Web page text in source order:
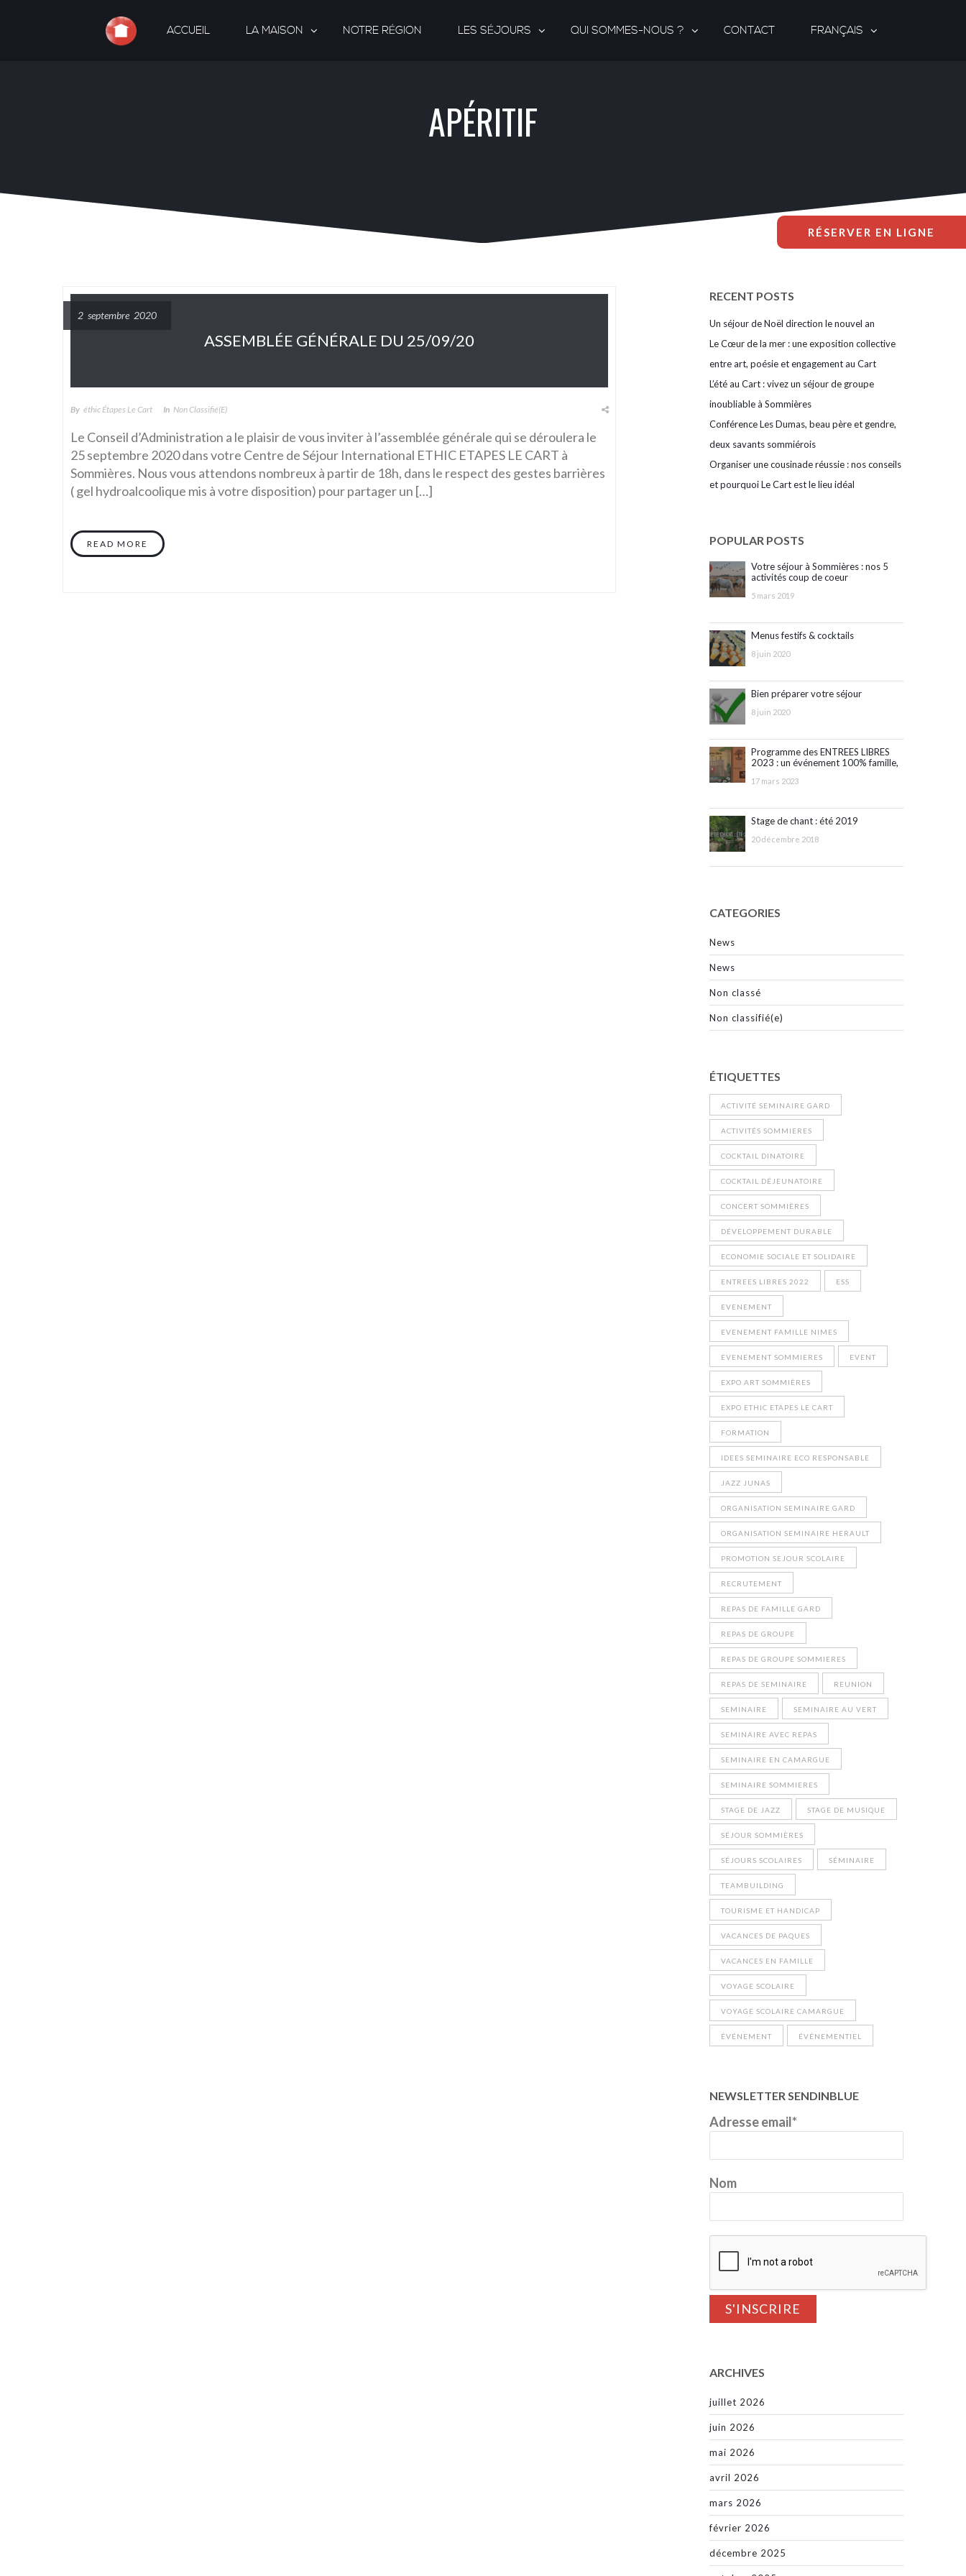
ACCUEIL LA MAISON NOTRE RÉGION LES SÉJOURS QUI SOMMES-NOUS ? CONTACT FRANÇAIS
APÉRITIF
2 septembre 2020
ASSEMBLÉE GÉNÉRALE DU 25/09/20
By Éthic Étapes Le Cart In Non Classifié(e)
Le Conseil d’Administration a le plaisir de vous inviter à l’assemblée générale qui se déroulera le
25 septembre 2020 dans votre Centre de Séjour International ETHIC ETAPES LE CART à
Sommières. Nous vous attendons nombreux à partir de 18h, dans le respect des gestes barrières
( gel hydroalcoolique mis à votre disposition) pour partager un […]
READ MORE
RECENT POSTS
Un séjour de Noël direction le nouvel an
Le Cœur de la mer : une exposition collective
entre art, poésie et engagement au Cart
L’été au Cart : vivez un séjour de groupe
inoubliable à Sommières
Conférence Les Dumas, beau père et gendre,
deux savants sommiérois
Organiser une cousinade réussie : nos conseils
et pourquoi Le Cart est le lieu idéal
POPULAR POSTS
Votre séjour à Sommières : nos 5
activités coup de coeur
5 mars 2019
Menus festifs & cocktails
8 juin 2020
Bien préparer votre séjour
8 juin 2020
Programme des ENTREES LIBRES
2023 : un événement 100% famille,
17 mars 2023
Stage de chant : été 2019
20 décembre 2018
CATEGORIES
News
News
Non classé
Non classifié(e)
ÉTIQUETTES
ACTIVITÉ SEMINAIRE GARD
ACTIVITÉS SOMMIERES
COCKTAIL DINATOIRE
COCKTAIL DÉJEUNATOIRE
CONCERT SOMMIÈRES
DÉVELOPPEMENT DURABLE
ECONOMIE SOCIALE ET SOLIDAIRE
ENTREES LIBRES 2022 ESS
EVENEMENT
EVENEMENT FAMILLE NIMES
EVENEMENT SOMMIERES EVENT
EXPO ART SOMMIÈRES
EXPO ETHIC ETAPES LE CART
FORMATION
IDEES SEMINAIRE ECO RESPONSABLE
JAZZ JUNAS
ORGANISATION SEMINAIRE GARD
ORGANISATION SEMINAIRE HERAULT
PROMOTION SEJOUR SCOLAIRE
RECRUTEMENT
REPAS DE FAMILLE GARD
REPAS DE GROUPE
REPAS DE GROUPE SOMMIERES
REPAS DE SEMINAIRE REUNION
SEMINAIRE SEMINAIRE AU VERT
SEMINAIRE AVEC REPAS
SEMINAIRE EN CAMARGUE
SEMINAIRE SOMMIERES
STAGE DE JAZZ STAGE DE MUSIQUE
SÉJOUR SOMMIÈRES
SÉJOURS SCOLAIRES SÉMINAIRE
TEAMBUILDING
TOURISME ET HANDICAP
VACANCES DE PAQUES
VACANCES EN FAMILLE
VOYAGE SCOLAIRE
VOYAGE SCOLAIRE CAMARGUE
ÉVÉNEMENT ÉVÉNEMENTIEL
NEWSLETTER SENDINBLUE
Adresse email*
Nom
ARCHIVES
juillet 2026
juin 2026
mai 2026
avril 2026
mars 2026
février 2026
décembre 2025
RÉSERVER EN LIGNE